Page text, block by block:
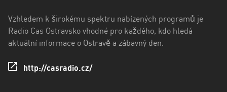
kraj
Zlínský
Vzhledem k širokému spektru nabízených programů je
Radio Cas Ostravsko vhodné pro každého, kdo hledá
aktuální informace o Ostravě a zábavný den.
http://casradio.cz/